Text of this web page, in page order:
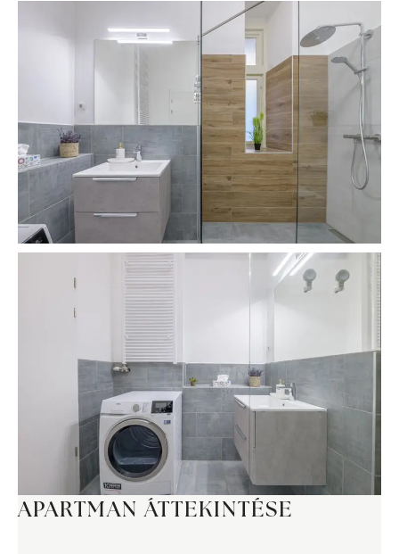
APARTMAN ÁTTEKINTÉSE